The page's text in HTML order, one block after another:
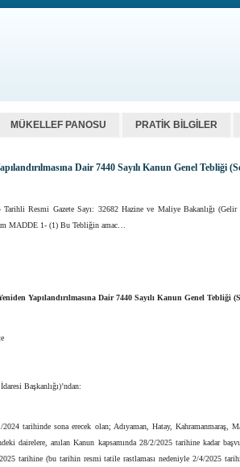
MÜKELLEF PANOSU PRATİK BİLGİLER
Dair 7440 Sayılı Kanun Genel Tebliği
Resmi Gazete Sayı: 32682 Hazine ve Maliye Bakanlığı (Gelir
MADDE 1- (1) Bu Tebliğin amac…
Yapılandırılmasına Dair 7440 Sayılı Kanun Genel Tebliği
Başkanlığı)’ndan:
tarihinde sona erecek olan; Adıyaman, Hatay, Kahramanmaraş,
dairelere, anılan Kanun kapsamında 28/2/2025 tarihine kadar
tarihine (bu tarihin resmi tatile rastlaması nedeniyle 2/4/2025